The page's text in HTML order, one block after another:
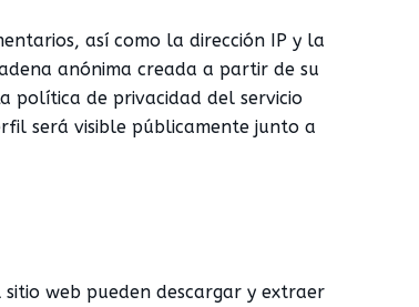
así como la dirección IP y la
anónima creada a partir de su
política de privacidad del servicio
será visible públicamente junto a
sitio web pueden descargar y extraer